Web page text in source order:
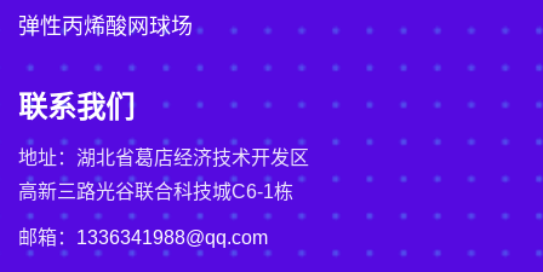
弹性丙烯酸网球场
联系我们
地址：湖北省葛店经济技术开发区
高新三路光谷联合科技城C6-1栋
邮箱： 1336341988@qq.com